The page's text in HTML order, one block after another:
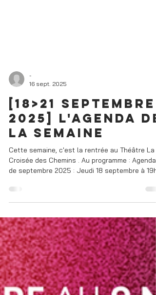
16 sept. 2025
[18>21 Septembre
2025] L'AGENDA DE
LA SEMAINE
Cette semaine, c'est la rentrée au Théâtre La
de septembre 2025 : Jeudi 18 septembre à 19h
:...